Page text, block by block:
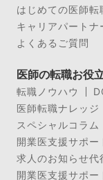
はじめての医師転
キャリアパートナ
よくあるご質問
医師の転職お役
転職ノウハウ
医師転職ナレッジ
スペシャルコラム
開業医支援サポー
求人のお知らせ代
開業医支援サポ